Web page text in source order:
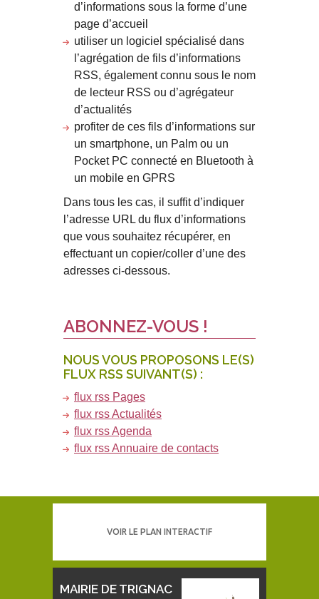
d’informations sous la forme d’une
page d’accueil
utiliser un logiciel spécialisé dans
l’agrégation de fils d’informations
RSS, également connu sous le nom
de lecteur RSS ou d’agrégateur
d’actualités
profiter de ces fils d’informations sur
un smartphone, un Palm ou un
Pocket PC connecté en Bluetooth à
un mobile en GPRS
Dans tous les cas, il suffit d’indiquer
l’adresse URL du flux d’informations
que vous souhaitez récupérer, en
effectuant un copier/coller d’une des
adresses ci-dessous.
ABONNEZ-VOUS !
NOUS VOUS PROPOSONS LE(S)
FLUX RSS SUIVANT(S) :
flux rss Pages
flux rss Actualités
flux rss Agenda
flux rss Annuaire de contacts
VOIR LE PLAN INTERACTIF
MAIRIE DE TRIGNAC